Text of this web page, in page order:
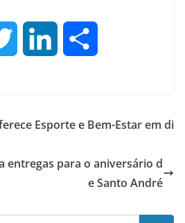
e d
e
Esporte e Bem-Estar em di
entregas para o aniversário d
e Santo André